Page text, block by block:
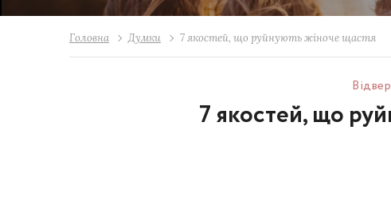
Головна Думки 7 якостей, що руйнують жіноче щастя
7 якостей, що